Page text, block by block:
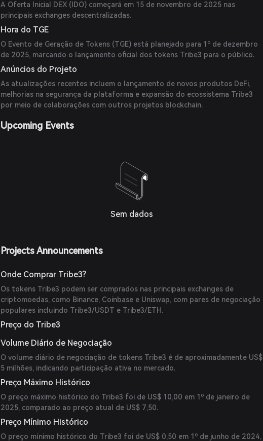
A Oferta Inicial DEX (IDO) começará em 15 de novembro de 2025 nas
principais exchanges descentralizadas.
Hora do TGE
O Evento de Geração de Tokens (TGE) está planejado para 1º de dezembro
de 2025, marcando o lançamento oficial dos tokens Tribe3 para o público.
Anúncios do Projeto
As atualizações recentes incluem o lançamento de novos produtos DeFi,
melhorias na segurança da plataforma e expansão do ecossistema Tribe3
por meio de colaborações com outros projetos blockchain.
Upcoming Events
Sem dados
Projects Announcements
Onde Comprar Tribe3?
Os tokens Tribe3 podem ser comprados nas principais exchanges de
criptomoedas, como Binance, Coinbase e Uniswap, com pares de negociação
populares incluindo Tribe3/USDT e Tribe3/ETH.
Preço do Tribe3
Volume Diário de Negociação
O volume diário de negociação de tokens Tribe3 é de aproximadamente US$
5 milhões, indicando participação ativa no mercado.
Preço Máximo Histórico
O preço máximo histórico do Tribe3 foi de US$ 10,00 em 1º de janeiro de
2025, comparado ao preço atual de US$ 7,50.
Preço Mínimo Histórico
O preço mínimo histórico do Tribe3 foi de US$ 0,50 em 1º de junho de 2024,